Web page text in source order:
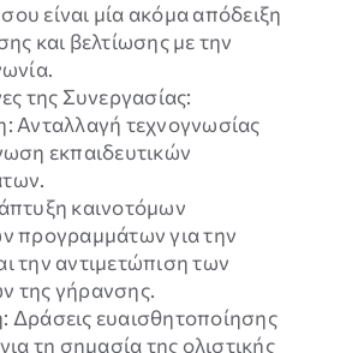
είναι μία ακόμα απόδειξη
και βελτίωσης με την
της Συνεργασίας:
Ανταλλαγή τεχνογνωσίας
εκπαιδευτικών
καινοτόμων
προγραμμάτων για την
την αντιμετώπιση των
της γήρανσης.
Δράσεις ευαισθητοποίησης
τη σημασία της ολιστικής
Εμπειρία
Για τη σωστή
της
ιστοσελίδας.
Εάν
απορρίψετε
συγκεκριμένα
cookies
ορισμένες
λειτουργίες
της
ιστοσελίδας